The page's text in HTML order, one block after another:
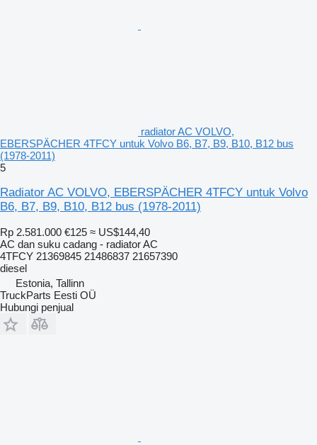
radiator AC VOLVO,
EBERSPÄCHER 4TFCY untuk Volvo B6, B7, B9, B10, B12 bus
(1978-2011)
5
Radiator AC VOLVO, EBERSPÄCHER 4TFCY untuk Volvo
B6, B7, B9, B10, B12 bus (1978-2011)
Rp 2.581.000 €125 ≈ US$144,40
AC dan suku cadang - radiator AC
4TFCY 21369845 21486837 21657390
diesel
Estonia, Tallinn
TruckParts Eesti OÜ
Hubungi penjual